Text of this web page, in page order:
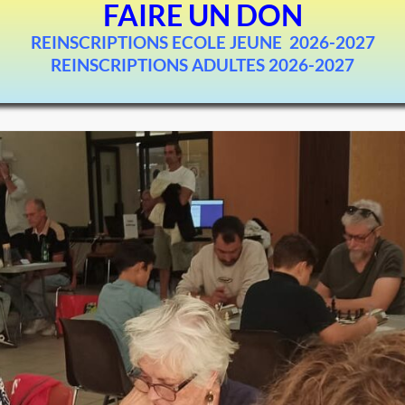
FAIRE UN DON
REINSCRIPTIONS ECOLE JEUNE 2026-2027
REINSCRIPTIONS ADULTES 2026-2027